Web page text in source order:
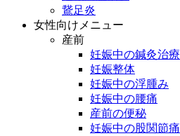
鵞足炎
女性向けメニュー
産前
妊娠中の鍼灸治療
妊娠整体
妊娠中の浮腫み
妊娠中の腰痛
産前の便秘
妊娠中の股関節痛